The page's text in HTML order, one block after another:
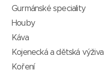
Gurmánské speciality
Houby
Káva
Kojenecká a dětská výživa
Koření